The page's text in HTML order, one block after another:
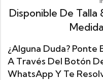
Disponible De Talla
¿Alguna Duda?
A Través Del Botón
WhatsApp Y Te